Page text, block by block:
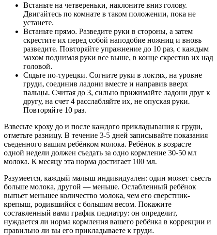
Встаньте на четвереньки, наклоните вниз голову.
Двигайтесь по комнате в таком положении, пока не
устанете.
Встаньте прямо. Разведите руки в стороны, а затем
скрестите их перед собой наподобие ножниц и вновь
разведите. Повторяйте упражнение до 10 раз, с каждым
махом поднимая руки все выше, в конце скрестив их над
головой.
Сядьте по-турецки. Согните руки в локтях, на уровне
груди, соединив ладони вместе и направив вверх
пальцы. Считая до 3, сильно прижимайте ладони друг к
другу, на счет 4 расслабляйте их, не опуская руки.
Повторяйте 10 раз.
Взвесьте кроху до и после каждого прикладывания к груди,
отметьте разницу. В течение 3-5 дней записывайте показания
съеденного вашим ребёнком молока. Ребёнок в возрасте
одной недели должен съедать за одно кормление 30-50 мл
молока. К месяцу эта норма достигает 100 мл.
Разумеется, каждый малыш индивидуален: один может съесть
больше молока, другой — меньше. Ослабленный ребёнок
выпьет меньшее количество молока, чем его сверстник-
крепыш, родившийся с большим весом. Покажите
составленный вами график педиатру: он определит,
нуждается ли норма кормления вашего ребёнка в коррекции и
правильно ли вы его прикладываете к груди.